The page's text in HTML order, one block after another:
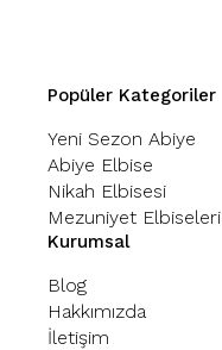
Popüler Kategoriler
Yeni Sezon Abiye
Abiye Elbise
Nikah Elbisesi
Mezuniyet Elbiseleri
Kurumsal
Blog
Hakkımızda
İletişim